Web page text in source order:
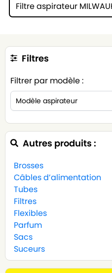
Filtre aspirateur
Filtres
Filtrer par modèle :
Autres produits :
Brosses
Câbles d’alimentation
Tubes
Filtres
Flexibles
Parfum
Sacs
Suceurs